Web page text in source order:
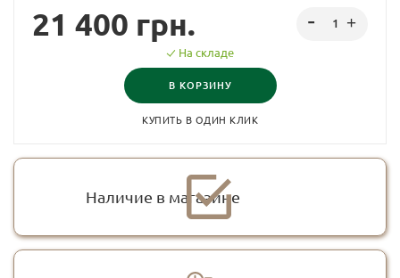
21 400 грн.
На складе
В КОРЗИНУ
КУПИТЬ В ОДИН КЛИК
Наличие в магазине